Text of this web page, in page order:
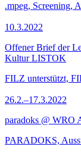
.mpeg, Screening,
10.3.2022
Offener Brief der
Kultur LISTOK
FILZ unterstützt,
26.2.–17.3.2022
paradoks @ WRO
PARADOKS,